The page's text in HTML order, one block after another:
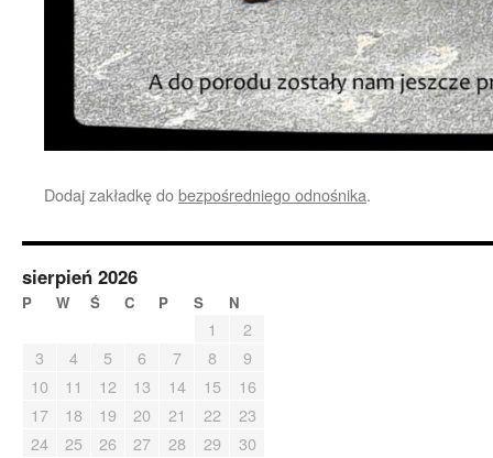
Dodaj zakładkę dobezpośredniego odnośnika.
sierpień 2026
P W Ś C P S N
1
2
3
4 5 6 7 8
9
10
11 12 13 14 15
16
17
18 19 20 21 22
23
24
25 26 27 28 29
30